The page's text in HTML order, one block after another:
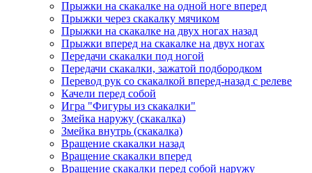
Прыжки на скакалке на одной ноге вперед
Прыжки через скакалку мячиком
Прыжки на скакалке на двух ногах назад
Прыжки вперед на скакалке на двух ногах
Передачи скакалки под ногой
Передачи скакалки, зажатой подбородком
Перевод рук со скакалкой вперед-назад с релеве
Качели перед собой
Игра "Фигуры из скакалки"
Змейка наружу (скакалка)
Змейка внутрь (скакалка)
Вращение скакалки назад
Вращение скакалки вперед
Вращение скакалки перед собой наружу